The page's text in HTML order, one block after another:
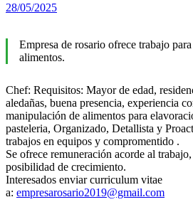
28/05/2025
Empresa de rosario ofrece trabajo
alimentos.
Chef: Requisitos: Mayor de edad,
aledañas, buena presencia, experiencia
manipulación de alimentos para
pasteleria, Organizado, Detallista y
trabajos en equipos y compromentido .
Se ofrece remuneración acorde al
posibilidad de crecimiento.
Interesados enviar curriculum vitae
a: empresarosario2019@gmail.com